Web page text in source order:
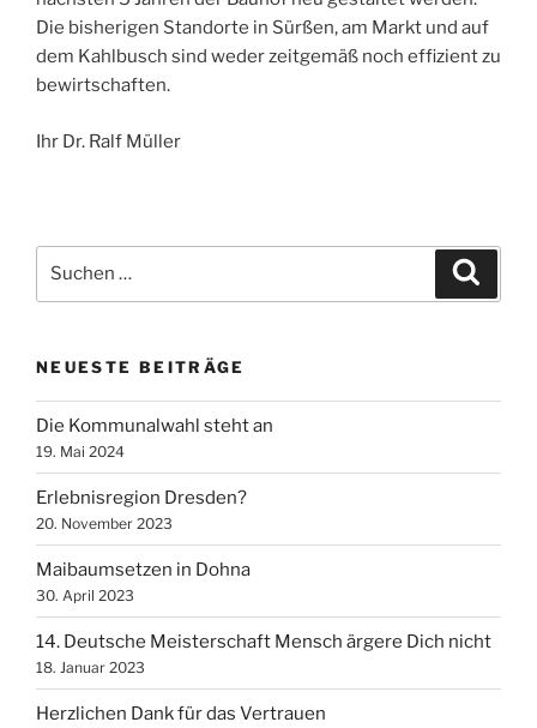
Die bisherigen Standorte in Sürßen, am Markt und auf
dem Kahlbusch sind weder zeitgemäß noch effizient zu
bewirtschaften.
Ihr Dr. Ralf Müller
nach:
NEUESTE BEITRÄGE
Die Kommunalwahl steht an
19. Mai 2024
Erlebnisregion Dresden?
20. November 2023
Maibaumsetzen in Dohna
30. April 2023
14. Deutsche Meisterschaft Mensch ärgere Dich nicht
18. Januar 2023
Herzlichen Dank für das Vertrauen